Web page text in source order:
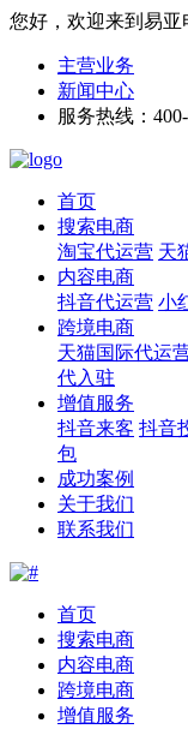
您好，欢迎来到易亚
主营业务
新闻中心
服务热线：
首页
搜索电商
淘宝代运营 天
内容电商
抖音代运营 小
跨境电商
天猫国际代运
代入驻
增值服务
抖音来客 抖音
包
成功案例
关于我们
联系我们
首页
搜索电商
内容电商
跨境电商
增值服务